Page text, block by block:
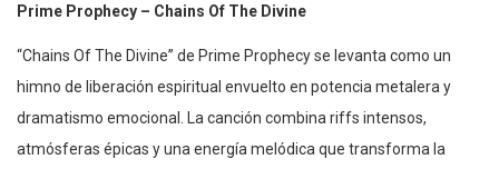
Prime Prophecy – Chains Of The Divine
“Chains Of The Divine” de Prime Prophecy se levanta como un
himno de liberación espiritual envuelto en potencia metalera y
dramatismo emocional. La canción combina riffs intensos,
atmósferas épicas y una energía melódica que transforma la